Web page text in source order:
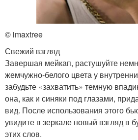
© imaxtree
Свежий взгляд
Завершая мейкап, растушуйте
жемчужно-белого цвета у
забудьте «захватить» темную
она, как и синяки под глазами,
вид. После использования этого
увидите в зеркале новый взгляд в
этих слов.